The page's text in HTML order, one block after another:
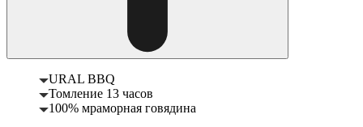
URAL BBQ
Томление 13 часов
100% мраморная говядина